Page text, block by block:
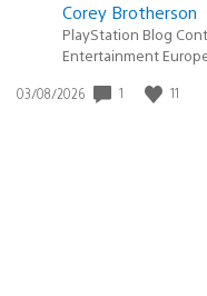
Corey Brotherson
PlayStation Blog
Entertainment
Date
03/08/2026 1 11